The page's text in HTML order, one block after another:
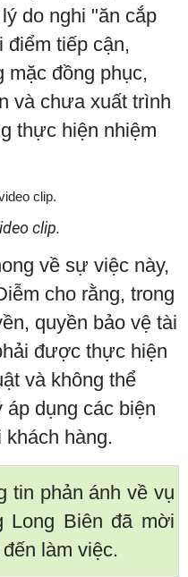
do nghi "ăn cắp
điểm tiếp cận,
đồng phục,
và chưa xuất trình
thực hiện nhiệm
clip.
về sự việc này,
cho rằng, trong
quyền bảo vệ tài
được thực hiện
và không thể
dụng các biện
hàng.
tin phản ánh về vụ
Long Biên đã mời
làm việc.